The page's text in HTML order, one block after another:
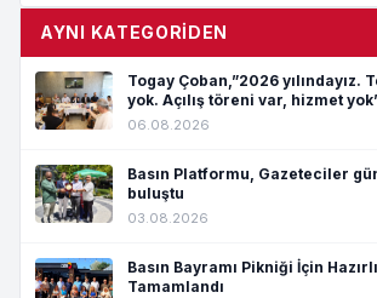
AYNI KATEGORIDEN
Togay Çoban,”2026 yılındayız.
yok. Açılış töreni var, hizmet
06.08.2026
Basın Platformu, Gazeteciler
buluştu
03.08.2026
Basın Bayramı Pikniği İçin
Tamamlandı